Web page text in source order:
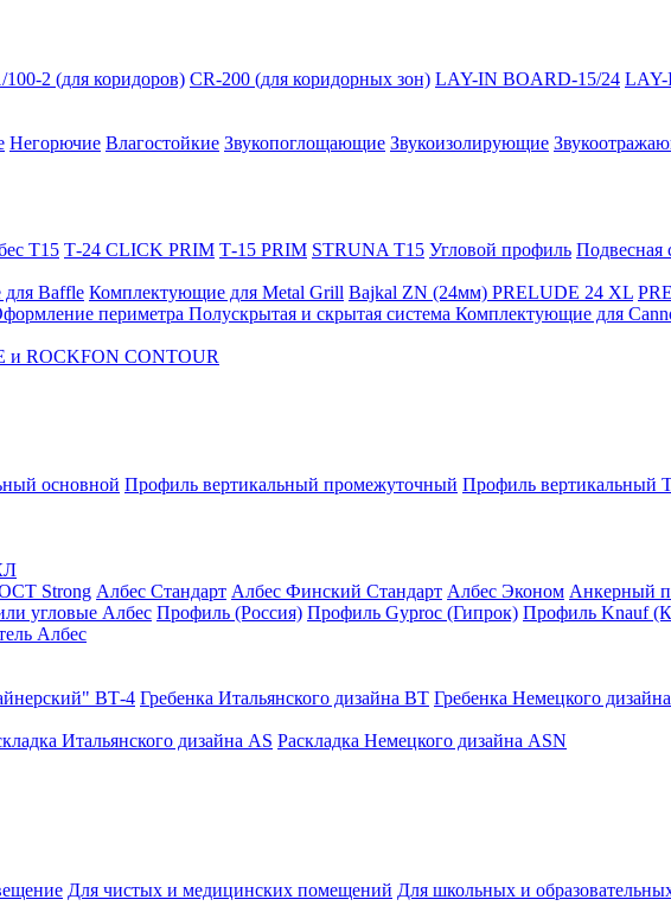
100-2 (для коридоров) CR-200 (для коридорных зон) LAY-IN BOARD-15/24 LAY-
Негорючие Влагостойкие Звукопоглощающие Звукоизолирующие
T15 Т-24 CLICK PRIM Т-15 PRIM STRUNA Т15 Угловой профиль Подвесная
Baffle Комплектующие для Metal Grill Bajkal ZN (24мм) PRELUDE 24 XL
периметра Полускрытая и скрытая система Комплектующие для
и ROCKFON CONTOUR
основной Профиль вертикальный промежуточный Профиль вертикальный
Strong Албес Стандарт Албес Финский Стандарт Албес Эконом Анкерный
угловые Албес Профиль (Россия) Профиль Gyproc (Гипрок) Профиль Knauf
Албес
ВТ-4 Гребенка Итальянского дизайна BT Гребенка Немецкого
Итальянского дизайна AS Раскладка Немецкого дизайна АSN
Для чистых и медицинских помещений Для школьных и